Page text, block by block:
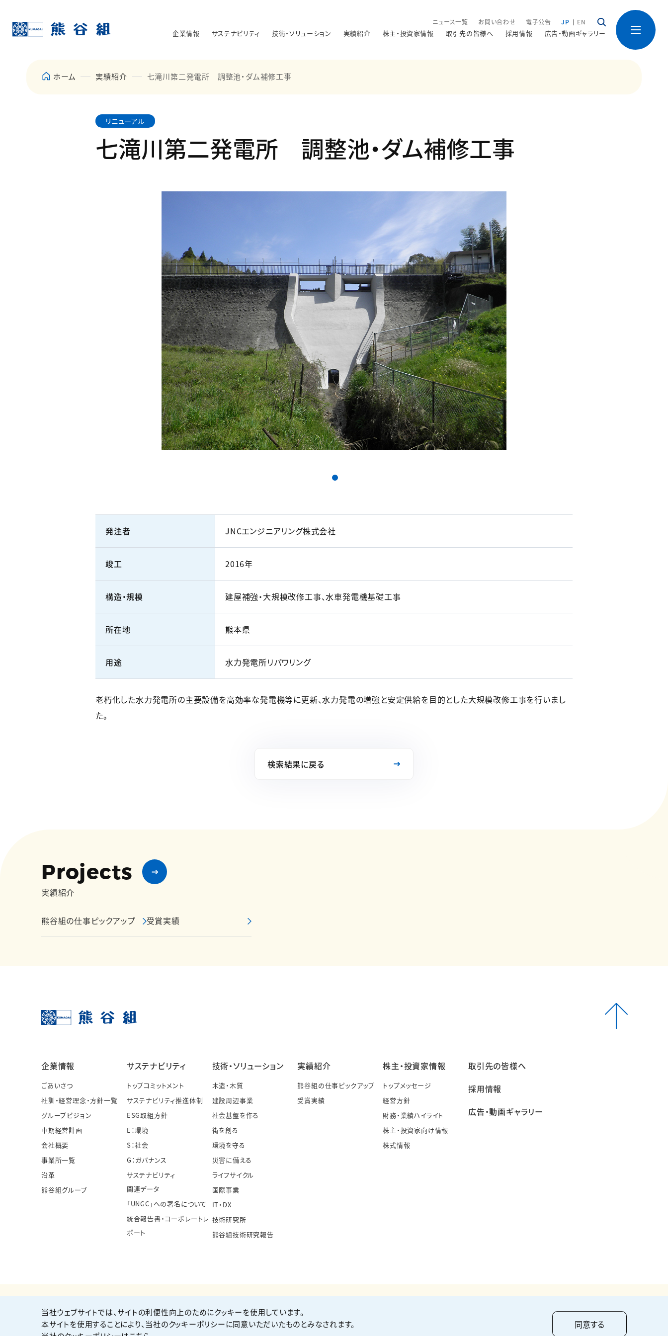
ニュース一覧 お問い合わせ 電子公告 JP EN
企業情報 サステナビリティ 技術・ソリューション 実績紹介 株主・投資家情報 取引先の皆様へ 採用情報 広告・動画ギャラリー
ホーム 実績紹介 七滝川第二発電所 調整池・ダム補修工事
リニューアル
七滝川第二発電所 調整池・ダム補修工事
発注者 JNCエンジニアリング株式会社
竣工 2016年
構造・規模 建屋補強・大規模改修工事、水車発電機基礎工事
所在地 熊本県
用途 水力発電所リパワリング
老朽化した水力発電所の主要設備を高効率な発電機等に更新、水力発電の増強と安定供給を目的とした大規模改修工事を行いまし
た。
検索結果に戻る
Projects
実績紹介
熊谷組の仕事ピックアップ 受賞実績
企業情報
ごあいさつ
社訓・経営理念・方針一覧
グループビジョン
中期経営計画
会社概要
事業所一覧
沿革
熊谷組グループ
サステナビリティ
トップコミットメント
サステナビリティ推進体制
ESG取組方針
E：環境
S：社会
G：ガバナンス
サステナビリティ
関連データ
「UNGC」への署名について
統合報告書・コーポレートレ
ポート
技術・ソリューション
木造・木質
建設周辺事業
社会基盤を作る
街を創る
環境を守る
災害に備える
ライフサイクル
国際事業
IT・DX
技術研究所
熊谷組技術研究報告
実績紹介
熊谷組の仕事ピックアップ
受賞実績
株主・投資家情報
トップメッセージ
経営方針
財務・業績ハイライト
株主・投資家向け情報
株式情報
取引先の皆様へ
採用情報
広告・動画ギャラリー
個人情報保護方針 サイト利用規約 サイトマップ お問い合わせ KUMAGAI GUMI CO.,LTD All Rights Reserved.
当社ウェブサイトでは、サイトの利便性向上のためにクッキーを使用しています。
本サイトを使用することにより、当社のクッキーポリシーに同意いただいたものとみなされます。
同意する